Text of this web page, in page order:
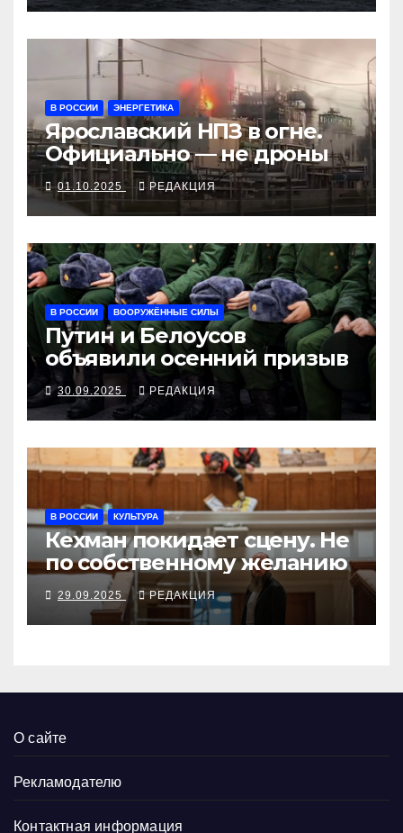
В РОССИИ ЭНЕРГЕТИКА
Ярославский НПЗ в огне.
Официально — не дроны
01.10.2025 РЕДАКЦИЯ
В РОССИИ ВООРУЖЁННЫЕ СИЛЫ
Путин и Белоусов
объявили осенний призыв
30.09.2025 РЕДАКЦИЯ
В РОССИИ КУЛЬТУРА
Кехман покидает сцену. Не
по собственному желанию
29.09.2025 РЕДАКЦИЯ
О сайте
Рекламодателю
Контактная информация